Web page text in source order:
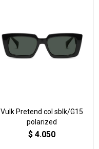
Vulk Pretend col sblk/G15
polarized
$ 4.050